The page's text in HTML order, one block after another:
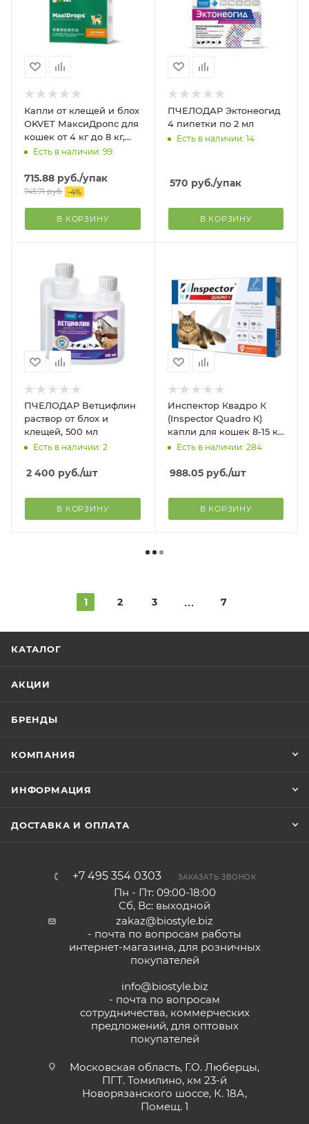
Капли от клещей и блох
OKVET МаксиДропс для
кошек от 4 кг до 8 кг,
туба по 1 мл
Есть в наличии: 99
715.88 руб./упак
745.71руб. -4%
В КОРЗИНУ
ПЧЕЛОДАР Эктонеогид
4 пипетки по 2 мл
Есть в наличии: 14
570 руб./упак
В КОРЗИНУ
ПЧЕЛОДАР Ветцифлин
раствор от блох и
клещей, 500 мл
Есть в наличии: 2
2 400 руб./шт
В КОРЗИНУ
Инспектор Квадро К
(Inspector Quadro К)
капли для кошек 8-15 кг,
1 пип. в упак.
Есть в наличии: 284
988.05руб./шт
В КОРЗИНУ
1 2 3 7
КАТАЛОГ
АКЦИИ
БРЕНДЫ
КОМПАНИЯ
ИНФОРМАЦИЯ
ДОСТАВКА И ОПЛАТА
+7 495 354 0303 ЗАКАЗАТЬ ЗВОНОК
Пн - Пт: 09:00-18:00
Сб, Вс: выходной
zakaz@biostyle.biz
- почта по вопросам работы
интернет-магазина, для розничных
покупателей
info@biostyle.biz
- почта по вопросам
сотрудничества, коммерческих
предложений, для оптовых
покупателей
Московская область, Г.О. Люберцы,
ПГТ. Томилино, км 23-й
Новорязанского шоссе, К. 18А,
Помещ. 1